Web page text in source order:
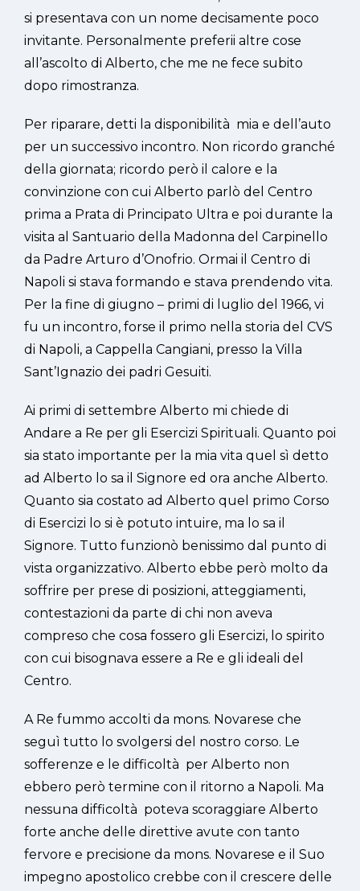
si presentava con un nome decisamente poco
invitante. Personalmente preferii altre cose
all’ascolto di Alberto, che me ne fece subito
dopo rimostranza.
Per riparare, detti la disponibilità mia e dell’auto
per un successivo incontro. Non ricordo granché
della giornata; ricordo però il calore e la
convinzione con cui Alberto parlò del Centro
prima a Prata di Principato Ultra e poi durante la
visita al Santuario della Madonna del Carpinello
da Padre Arturo d’Onofrio. Ormai il Centro di
Napoli si stava formando e stava prendendo vita.
Per la fine di giugno – primi di luglio del 1966, vi
fu un incontro, forse il primo nella storia del CVS
di Napoli, a Cappella Cangiani, presso la Villa
Sant’Ignazio dei padri Gesuiti.
Ai primi di settembre Alberto mi chiede di
Andare a Re per gli Esercizi Spirituali. Quanto poi
sia stato importante per la mia vita quel sì detto
ad Alberto lo sa il Signore ed ora anche Alberto.
Quanto sia costato ad Alberto quel primo Corso
di Esercizi lo si è potuto intuire, ma lo sa il
Signore. Tutto funzionò benissimo dal punto di
vista organizzativo. Alberto ebbe però molto da
soffrire per prese di posizioni, atteggiamenti,
contestazioni da parte di chi non aveva
compreso che cosa fossero gli Esercizi, lo spirito
con cui bisognava essere a Re e gli ideali del
Centro.
A Re fummo accolti da mons. Novarese che
seguì tutto lo svolgersi del nostro corso. Le
sofferenze e le difficoltà per Alberto non
ebbero però termine con il ritorno a Napoli. Ma
nessuna difficoltà poteva scoraggiare Alberto
forte anche delle direttive avute con tanto
fervore e precisione da mons. Novarese e il Suo
impegno apostolico crebbe con il crescere delle